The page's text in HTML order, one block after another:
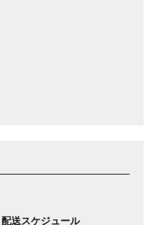
送スケジュール